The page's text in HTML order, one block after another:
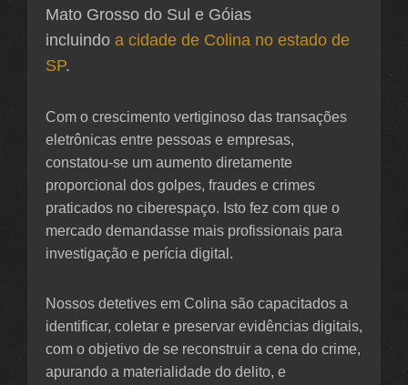
Mato Grosso do Sul e Góias
incluindo a cidade de Colina no estado de
SP.
Com o crescimento vertiginoso das transações
eletrônicas entre pessoas e empresas,
constatou-se um aumento diretamente
proporcional dos golpes, fraudes e crimes
praticados no ciberespaço. Isto fez com que o
mercado demandasse mais profissionais para
investigação e perícia digital.
Nossos detetives em Colina são capacitados a
identificar, coletar e preservar evidências digitais,
com o objetivo de se reconstruir a cena do crime,
apurando a materialidade do delito, e